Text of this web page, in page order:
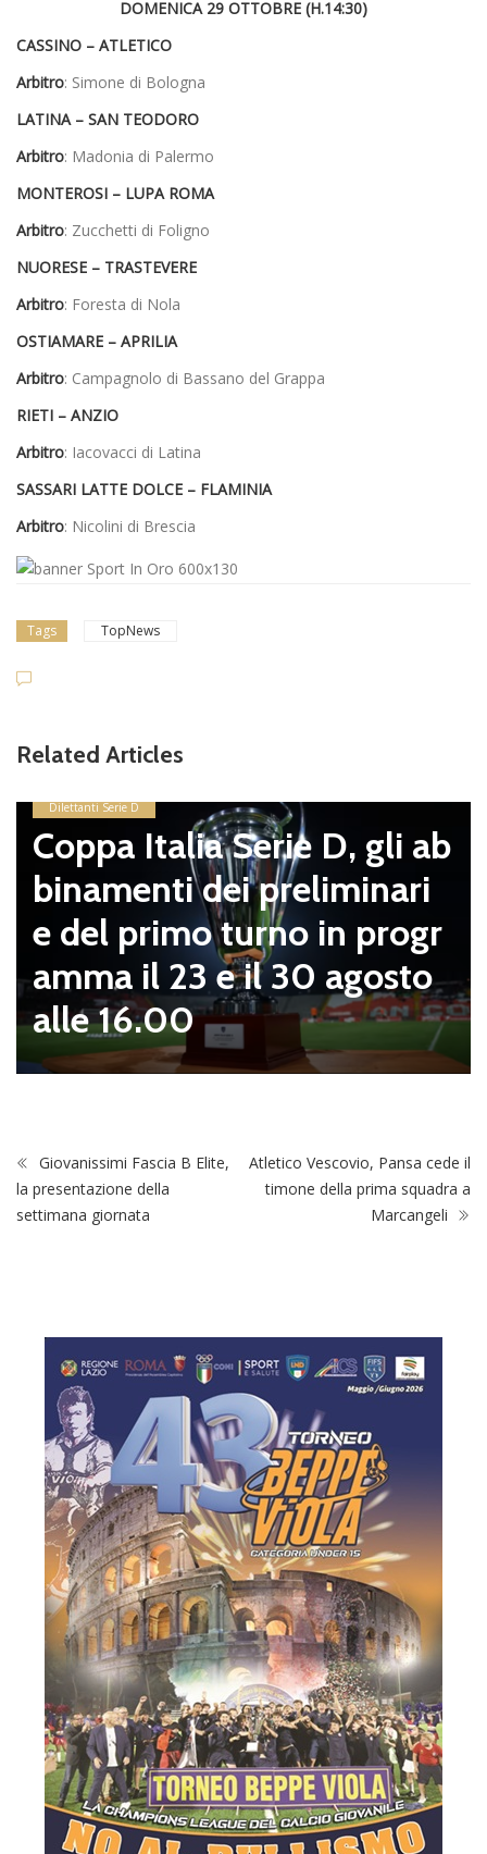
DOMENICA 29 OTTOBRE (H.14:30)
CASSINO – ATLETICO
Arbitro: Simone di Bologna
LATINA – SAN TEODORO
Arbitro: Madonia di Palermo
MONTEROSI – LUPA ROMA
Arbitro: Zucchetti di Foligno
NUORESE – TRASTEVERE
Arbitro: Foresta di Nola
OSTIAMARE – APRILIA
Arbitro: Campagnolo di Bassano del Grappa
RIETI – ANZIO
Arbitro: Iacovacci di Latina
SASSARI LATTE DOLCE – FLAMINIA
Arbitro: Nicolini di Brescia
Tags TopNews
Related Articles
Dilettanti Serie D
Coppa Italia Serie D, gli ab
binamenti dei preliminari
e del primo turno in progr
amma il 23 e il 30 agosto
alle 16.00
Giovanissimi Fascia B Elite,
la presentazione della
settimana giornata
Atletico Vescovio, Pansa cede il
timone della prima squadra a
Marcangeli